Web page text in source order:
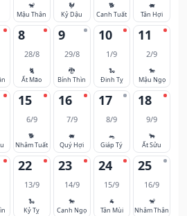
🐒
Mậu Thân
🐓
Kỷ Dậu
🐕
Canh Tuất
🐖
Tân Hợi
8
28/8
🐈
Ất Mão
9
29/8
🐉
Bính Thìn
10
1/9
🐍
Đinh Tỵ
11
2/9
🐎
Mậu Ngọ
15
6/9
🐕
Nhâm Tuất
16
7/9
🐖
Quý Hợi
17
8/9
🐀
Giáp Tý
18
9/9
🐂
Ất Sửu
22
13/9
🐍
Kỷ Tỵ
23
14/9
🐎
Canh Ngọ
24
15/9
🐐
Tân Mùi
25
16/9
🐒
Nhâm Thân